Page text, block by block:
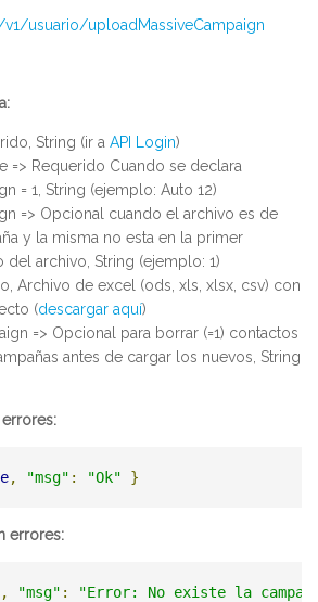
usuario/uploadMassiveCampaign
String (ir a API Login)
=> Requerido Cuando se declara
= 1, String (ejemplo: Auto 12)
=> Opcional cuando el archivo es de
y la misma no esta en la primer
del archivo, String (ejemplo: 1)
Archivo de excel (ods, xls, xlsx, csv) con
(descargar aquí)
=> Opcional para borrar (=1) contactos
antes de cargar los nuevos, String
, "msg" : "Ok" }
errores:
, "msg" : "Error: No existe la